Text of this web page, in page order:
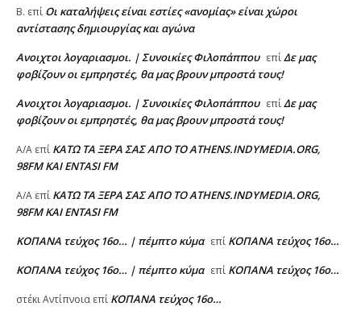
Β. επί Oι καταλήψεις είναι εστίες «ανομίας» είναι χώροι
αντίστασης δημιουργίας και αγώνα
Ανοιχτοι λογαριασμοι. | Συνοικίες Φιλοπάππου επίΔε μας
φοβίζουν οι εμπρηστές, θα μας βρουν μπροστά τους!
Ανοιχτοι λογαριασμοι. | Συνοικίες Φιλοπάππου επίΔε μας
φοβίζουν οι εμπρηστές, θα μας βρουν μπροστά τους!
A/A επί ΚΑΤΩ ΤΑ ΞΕΡΑ ΣΑΣ ΑΠΟ ΤΟ ATHENS.INDYMEDIA.ORG,
98FM ΚΑΙ ENTASI FM
A/A επί ΚΑΤΩ ΤΑ ΞΕΡΑ ΣΑΣ ΑΠΟ ΤΟ ATHENS.INDYMEDIA.ORG,
98FM ΚΑΙ ENTASI FM
ΚΟΠΑΝΑ τεύχος 16ο… | πέμπτο κύμα επί ΚΟΠΑΝΑ τεύχος 16ο…
ΚΟΠΑΝΑ τεύχος 16ο… | πέμπτο κύμα επί ΚΟΠΑΝΑ τεύχος 16ο…
στέκι Αντίπνοια επί ΚΟΠΑΝΑ τεύχος 16ο…